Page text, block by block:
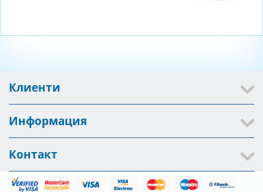
Клиенти
Информация
Контакт